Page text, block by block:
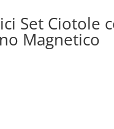
Set Ciotole
Magnetico